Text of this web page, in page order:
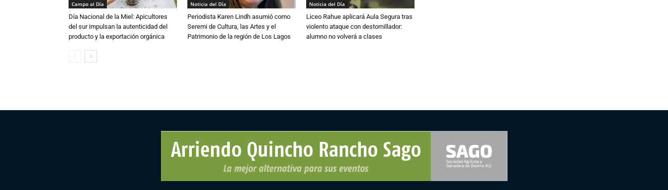
Campo al Día
Día Nacional de la Miel: Apicultores
del sur impulsan la autenticidad del
producto y la exportación orgánica
Noticia del Día
Periodista Karen Lindh asumió como
Seremi de Cultura, las Artes y el
Patrimonio de la región de Los Lagos
Noticia del Día
Liceo Rahue aplicará Aula Segura tras
violento ataque con destornillador:
alumno no volverá a clases